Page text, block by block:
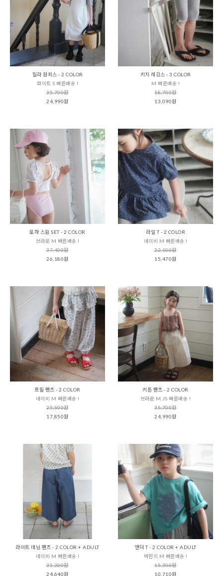
밀라 원피스 - 2 COLOR
화이트 S 빠른배송 !
35,700원
24,990원
키치 레깅스 - 3 COLOR
M 빠른배송 !
18,700원
13,090원
로하 스윔 SET - 2 COLOR
브라운 M 빠른배송 !
37,400원
26,180원
라일 T - 2 COLOR
네이비 M 빠른배송 !
22,100원
15,470원
프릴 팬츠 - 2 COLOR
네이비 M 빠른배송 !
25,500원
17,850원
키튼 팬츠 - 2 COLOR
브라운 M,JS 빠른배송 !
35,700원
24,990원
라이트 데님 팬츠 - 2 COLOR + ADULT
네이비 M 빠른배송 !
35,200원
24,640원
앤더 T - 2 COLOR + ADULT
메란지 M 빠른배송 !
15,300원
10,710원